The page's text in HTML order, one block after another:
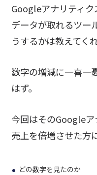
Googleアナリティ
データが取れるツー
うするかは教えてく
数字の増減に一喜一
はず。
今回はそのGoogle
売上を倍増させた方
どの数字を見たのか